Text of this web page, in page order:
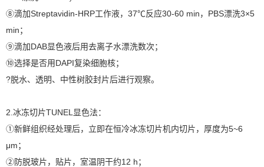
⑧滴加Streptavidin-HRP工作液，37℃反应30-60 min，PBS漂洗3×5
min；
⑨滴加DAB显色液后用去离子水漂洗数次；
⑩选择是否用DAPI复染细胞核；
?脱水、透明、中性树胶封片后进行观察。
2.冰冻切片TUNEL显色法：
①新鲜组织经处理后，立即在恒冷冰冻切片机内切片，厚度为5~6
μm；
②防脱玻片，贴片，室温阴干约12 h；